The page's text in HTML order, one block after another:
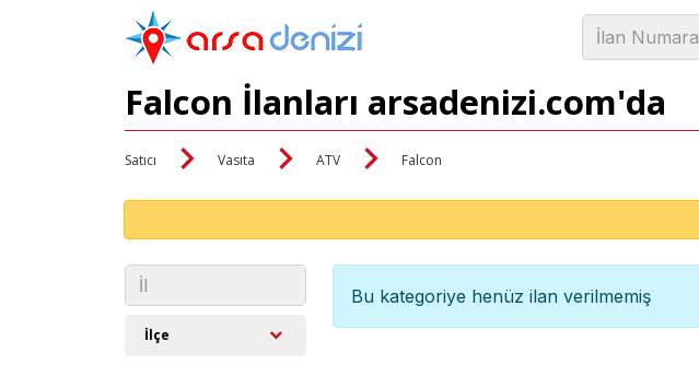
Falcon İlanları arsadenizi.com'da
Satıcı Vasıta ATV Falcon
İlçe
Bu kategoriye henüz ilan verilmemiş